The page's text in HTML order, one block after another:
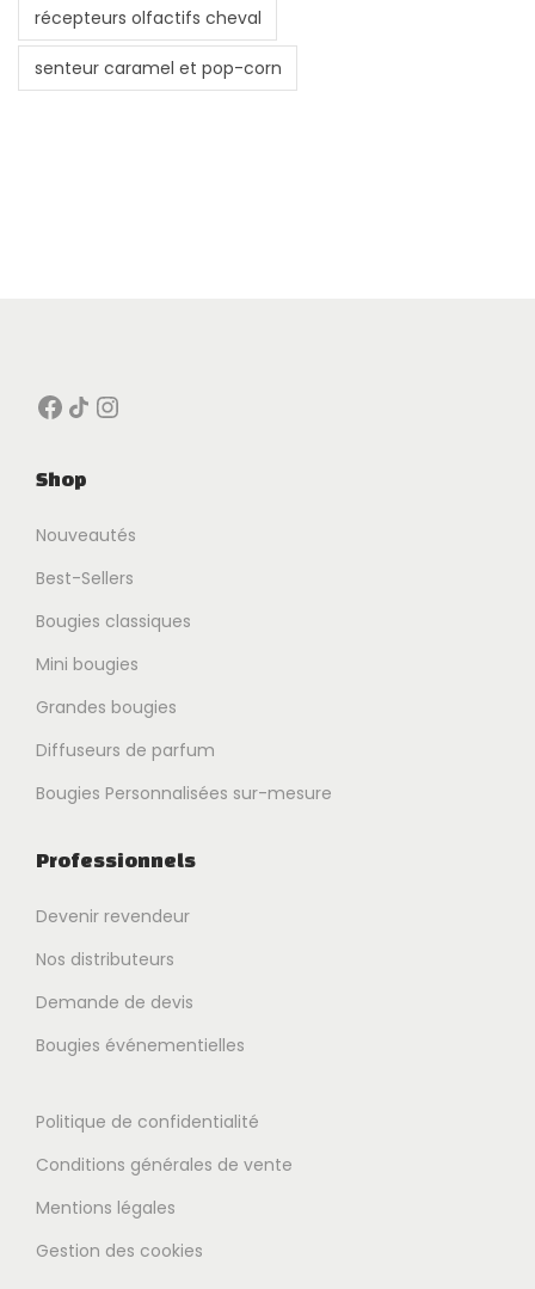
récepteurs olfactifs cheval
senteur caramel et pop-corn
Facebook Icône de partage Instagram
Shop
Nouveautés
Best-Sellers
Bougies classiques
Mini bougies
Grandes bougies
Diffuseurs de parfum
Bougies Personnalisées sur-mesure
Professionnels
Devenir revendeur
Nos distributeurs
Demande de devis
Bougies événementielles
Politique de confidentialité
Conditions générales de vente
Mentions légales
Gestion des cookies